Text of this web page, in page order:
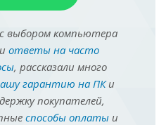
выбором компьютера
ответы на часто
, рассказали много
гарантию на ПКи
покупателей,
способы оплатыи